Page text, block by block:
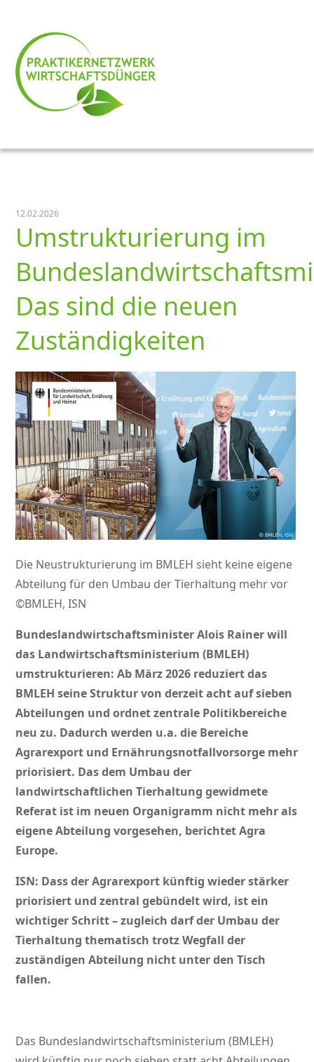
12.02.2026
Umstrukturierung im
Das sind die neuen
Zuständigkeiten
Die Neustrukturierung im BMLEH sieht keine eigene
Abteilung für den Umbau der Tierhaltung mehr vor
©BMLEH, ISN
Bundeslandwirtschaftsminister Alois Rainer will
das Landwirtschaftsministerium (BMLEH)
umstrukturieren: Ab März 2026 reduziert das
BMLEH seine Struktur von derzeit acht auf sieben
Abteilungen und ordnet zentrale Politikbereiche
neu zu. Dadurch werden u.a. die Bereiche
Agrarexport und Ernährungsnotfallvorsorge mehr
priorisiert. Das dem Umbau der
landwirtschaftlichen Tierhaltung gewidmete
Referat ist im neuen Organigramm nicht mehr als
eigene Abteilung vorgesehen, berichtet Agra
Europe.
ISN: Dass der Agrarexport künftig wieder stärker
priorisiert und zentral gebündelt wird, ist ein
wichtiger Schritt – zugleich darf der Umbau der
Tierhaltung thematisch trotz Wegfall der
zuständigen Abteilung nicht unter den Tisch
fallen.
Das Bundeslandwirtschaftsministerium (BMLEH)